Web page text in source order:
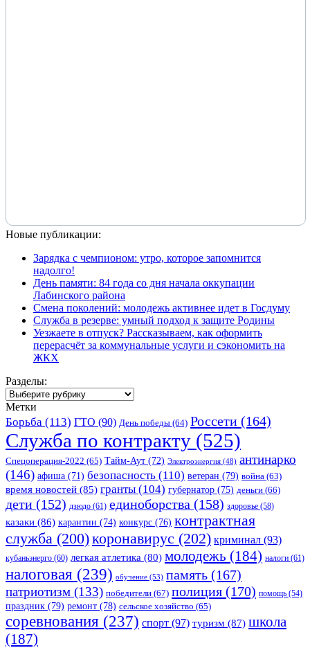
Новые публикации:
Зарядка с чемпионом: утро, которое запомнится
надолго!
День памяти: 84 года со дня начала оккупации
Лабинского района
Смена поколений: молодежь активнее идет в Госдуму
Служба в резерве: умный подход к защите Родины
Уезжаете в отпуск? Рассказываем, как оформить
перерасчёт за коммунальные услуги и сэкономить на
ЖКХ
Разделы:
Разделы:
Метки
Борьба (113) ГТО (90) День победы (64) Россети (164)
Служба по контракту (525)
Спецоперация-2022 (65) Тайм-Аут (72) Электроэнергия (48) антинарко
(146) афиша (71) безопасность (110) ветеран (79) война (63)
время новостей (85) гранты (104) губернатор (75) деньги (66)
дети (152) дзюдо (61) единоборства (158) здоровье (58)
казаки (86) карантин (74) конкурс (76) контрактная
служба (200)коронавирус (202) криминал (93)
кубаньэнерго (60) легкая атлетика (80) молодежь (184) налоги (61)
налоговая (239) обучение (53) память (167)
патриотизм (133) победители (67) полиция (170) помощь (54)
праздник (79) ремонт (78) сельское хозяйство (65)
соревнования (237) спорт (97) туризм (87) школа
(187)